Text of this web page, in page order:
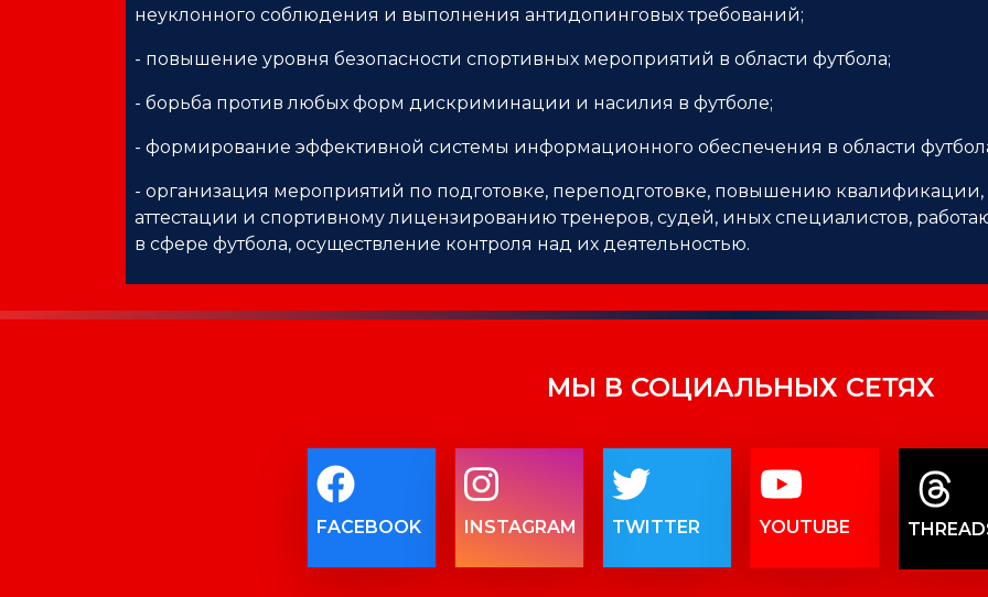
неуклонного соблюдения и выполнения антидопинговых требований;
- повышение уровня безопасности спортивных мероприятий в области футбола;
- борьба против любых форм дискриминации и насилия в футболе;
- формирование эффективной системы информационного обеспечения в области
- организация мероприятий по подготовке, переподготовке, повышению квалификации,
аттестации и спортивному лицензированию тренеров, судей, иных специалистов,
в сфере футбола, осуществление контроля над их деятельностью.
МЫ В СОЦИАЛЬНЫХ СЕТЯХ
FACEBOOK INSTAGRAM TWITTER YOUTUBE